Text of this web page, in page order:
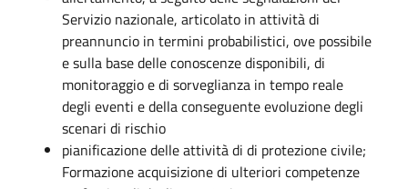
Servizio nazionale, articolato in attività di
preannuncio in termini probabilistici, ove possibile
e sulla base delle conoscenze disponibili, di
monitoraggio e di sorveglianza in tempo reale
degli eventi e della conseguente evoluzione degli
scenari di rischio
pianificazione delle attività di di protezione civile;
Formazione acquisizione di ulteriori competenze